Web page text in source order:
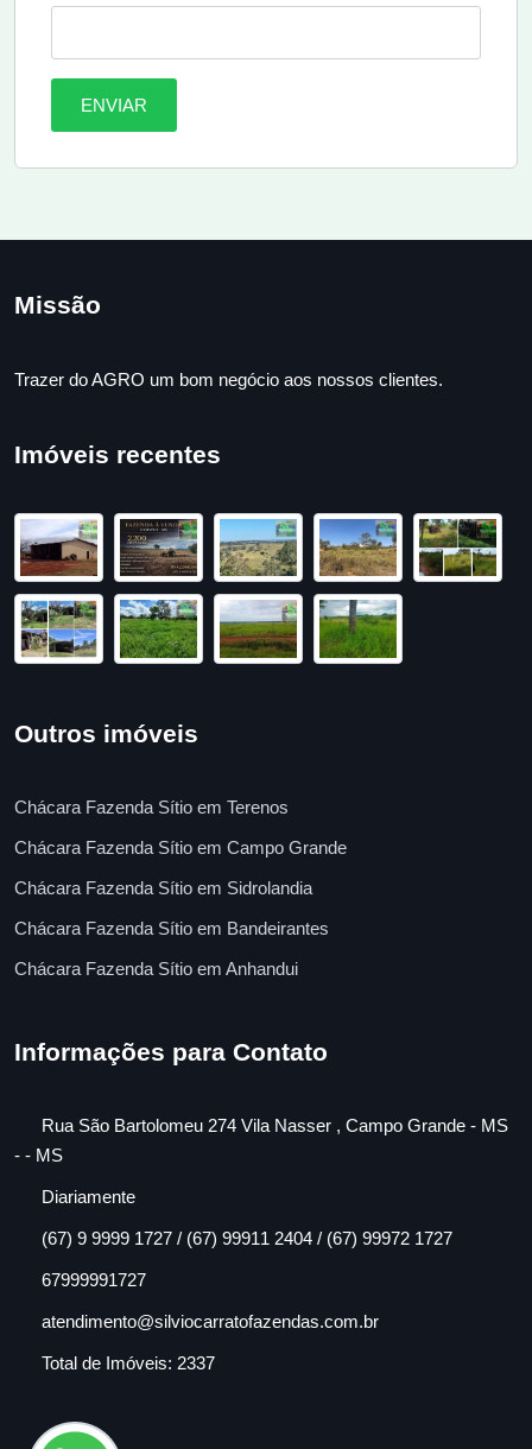
ENVIAR
Missão
Trazer do AGRO um bom negócio aos nossos clientes.
Imóveis recentes
Outros imóveis
Chácara Fazenda Sítio em Terenos
Chácara Fazenda Sítio em Campo Grande
Chácara Fazenda Sítio em Sidrolandia
Chácara Fazenda Sítio em Bandeirantes
Chácara Fazenda Sítio em Anhandui
Informações para Contato
Rua São Bartolomeu 274 Vila Nasser , Campo Grande - MS
- - MS
Diariamente
(67) 9 9999 1727 / (67) 99911 2404 / (67) 99972 1727
67999991727
atendimento@silviocarratofazendas.com.br
Total de Imóveis: 2337